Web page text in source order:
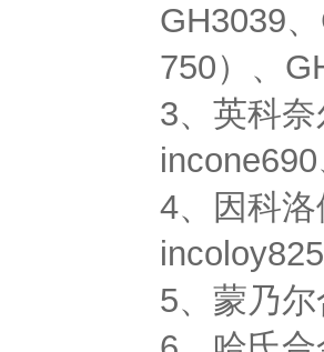
GH3039
750）、
3、英科
4、因科
5、蒙乃